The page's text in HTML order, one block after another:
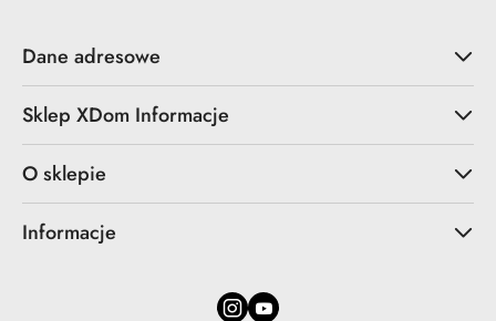
Dane adresowe
Sklep XDom Informacje
O sklepie
Informacje